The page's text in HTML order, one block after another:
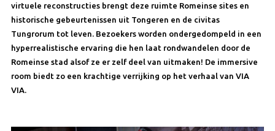
virtuele reconstructies brengt deze ruimte Romeinse sites en
historische gebeurtenissen uit Tongeren en de civitas
Tungrorum tot leven. Bezoekers worden ondergedompeld in een
hyperrealistische ervaring die hen laat rondwandelen door de
Romeinse stad alsof ze er zelf deel van uitmaken! De immersive
room biedt zo een krachtige verrijking op het verhaal van VIA
VIA.